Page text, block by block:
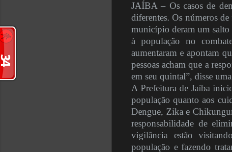
JAÍBA – Os casos de
diferentes. Os números
município deram um salto
à população no
aumentaram e apontam
pessoas acham que a
em seu quintal”, disse
A Prefeitura de Jaíba
população quanto aos
Dengue, Zika e
responsabilidade de
vigilância estão
população e fazendo